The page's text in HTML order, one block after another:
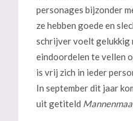
personages bijzonder
ze hebben goede en
schrijver voelt gelukkig
eindoordelen te vellen
is vrij zich in ieder
In september dit jaar
uit getiteld